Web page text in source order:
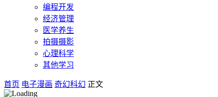
编程开发
经济管理
医学养生
拍摄摄影
心理科学
其他学习
首页 电子漫画 奇幻科幻 正文